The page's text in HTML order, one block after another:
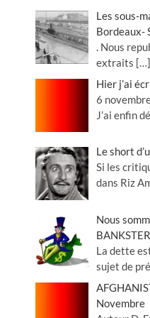
Les sous-
Bordeaux-
. Nous
extraits […]
Hier j’ai
6
J’ai enfin
Le short
Si les
dans Riz
Nous
La dette
sujet de
Novembre